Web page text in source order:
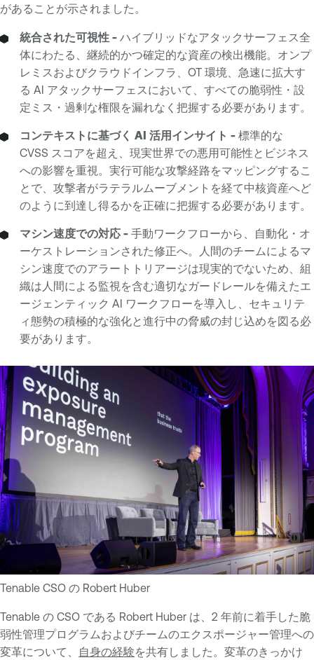
があることが示されました。
統合された可視性 - ハイブリッドなアタックサーフェス全
体にわたる、継続的かつ確定的な資産の検出機能。オンプ
レミスおよびクラウドインフラ、OT 環境、急速に拡大す
る AI アタックサーフェスにおいて、すべての脆弱性・設
定ミス・過剰な権限を漏れなく把握する必要があります。
コンテキストに基づく AI 活用インサイト - 標準的な
CVSS スコアを超え、現実世界での悪用可能性とビジネス
への影響を重視。実行可能な攻撃経路をマッピングするこ
とで、攻撃者がラテラルムーブメントを経て中核資産へど
のように到達し得るかを正確に把握する必要があります。
マシン速度での対応 - 手動ワークフローから、自動化・オ
ーケストレーションされた修正へ。人間のチームによるマ
シン速度でのアラートトリアージは現実的でないため、組
織は人間による監視を含む適切なガードレールを備えたエ
ージェンティック AI ワークフローを導入し、セキュリテ
ィ態勢の積極的な強化と進行中の脅威の封じ込めを図る必
要があります。
Tenable CSO の Robert Huber
Tenable の CSO である Robert Huber は、2 年前に着手した脆
弱性管理プログラムおよびチームのエクスポージャー管理への
変革について、
自身の経験を共有しました。変革のきっかけ